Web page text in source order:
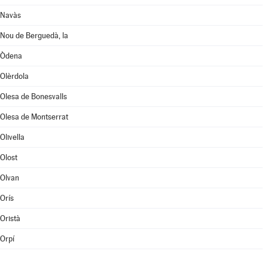
Navàs
Nou de Berguedà, la
Òdena
Olèrdola
Olesa de Bonesvalls
Olesa de Montserrat
Olivella
Olost
Olvan
Orís
Oristà
Orpí